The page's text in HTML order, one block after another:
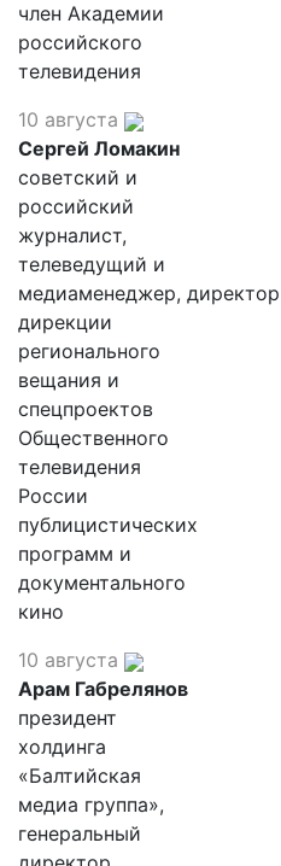
член Академии
российского
телевидения
10 августа
Сергей Ломакин
советский и
российский
журналист,
телеведущий и
медиаменеджер, директор
дирекции
регионального
вещания и
спецпроектов
Общественного
телевидения
России
публицистических
программ и
документального
кино
10 августа
Арам Габрелянов
президент
холдинга
«Балтийская
медиа группа»,
генеральный